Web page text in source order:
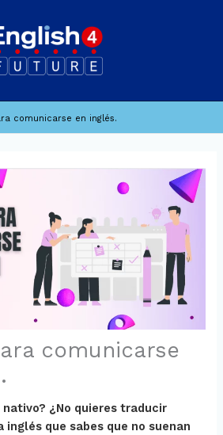
comunicarse en inglés.
comunicarse
nativo? ¿No quieres traducir
que sabes que no suenan